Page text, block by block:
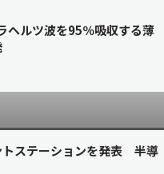
ヘルツ波を95％吸収する薄
トステーションを発表 半導